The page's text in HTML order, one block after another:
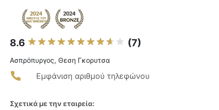
8.6 (7)
Ασπρόπυργος, Θεση Γκορυτσα
Εμφάνιση αριθμού τηλεφώνου
Σχετικά με την εταιρεία: